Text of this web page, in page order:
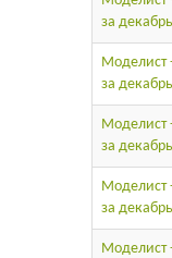
за
Моделист
за
Моделист
за
Моделист
за
Моделист